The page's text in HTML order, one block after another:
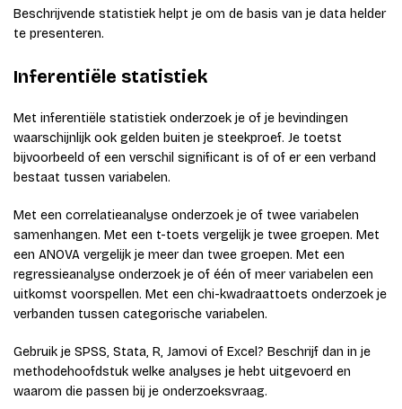
Beschrijvende statistiek helpt je om de basis van je data helder
te presenteren.
Inferentiële statistiek
Met inferentiële statistiek onderzoek je of je bevindingen
waarschijnlijk ook gelden buiten je steekproef. Je toetst
bijvoorbeeld of een verschil significant is of of er een verband
bestaat tussen variabelen.
Met een correlatieanalyse onderzoek je of twee variabelen
samenhangen. Met een t-toets vergelijk je twee groepen. Met
een ANOVA vergelijk je meer dan twee groepen. Met een
regressieanalyse onderzoek je of één of meer variabelen een
uitkomst voorspellen. Met een chi-kwadraattoets onderzoek je
verbanden tussen categorische variabelen.
Gebruik je SPSS, Stata, R, Jamovi of Excel? Beschrijf dan in je
methodehoofdstuk welke analyses je hebt uitgevoerd en
waarom die passen bij je onderzoeksvraag.